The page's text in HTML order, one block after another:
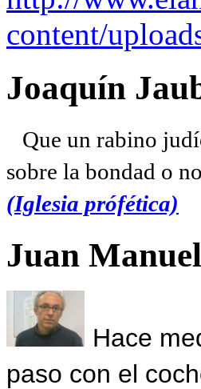
content/
Joaquín
Que un rabino
sobre la bondad o
(Iglesia prófética)
Juan
Hace
paso con el